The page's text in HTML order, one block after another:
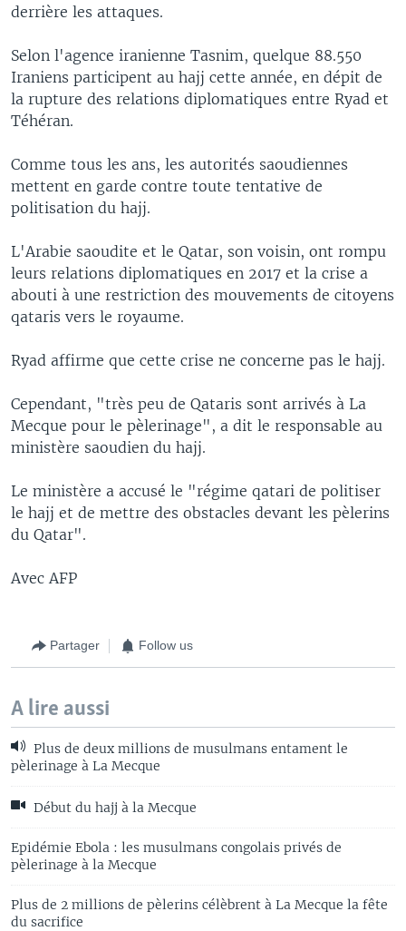
derrière les attaques.
Selon l'agence iranienne Tasnim, quelque 88.550
Iraniens participent au hajj cette année, en dépit de
la rupture des relations diplomatiques entre Ryad et
Téhéran.
Comme tous les ans, les autorités saoudiennes
mettent en garde contre toute tentative de
politisation du hajj.
L'Arabie saoudite et le Qatar, son voisin, ont rompu
leurs relations diplomatiques en 2017 et la crise a
abouti à une restriction des mouvements de citoyens
qataris vers le royaume.
Ryad affirme que cette crise ne concerne pas le hajj.
Cependant, "très peu de Qataris sont arrivés à La
Mecque pour le pèlerinage", a dit le responsable au
ministère saoudien du hajj.
Le ministère a accusé le "régime qatari de politiser
le hajj et de mettre des obstacles devant les pèlerins
du Qatar".
Avec AFP
Partager Follow us
A lire aussi
Plus de deux millions de musulmans entament le
pèlerinage à La Mecque
Début du hajj à la Mecque
Epidémie Ebola : les musulmans congolais privés de
pèlerinage à la Mecque
Plus de 2 millions de pèlerins célèbrent à La Mecque la fête
du sacrifice